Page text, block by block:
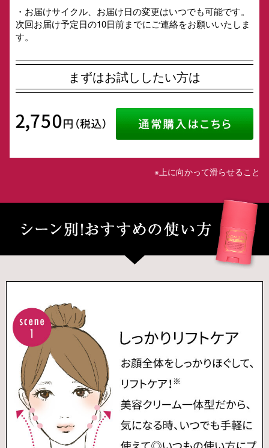
・お届けサイクル、お届け日の変更はいつでも可能です。
次回お届け予定日の10日前までにご連絡をお願いいたしま
す。
まずはお試ししたい方は
※上に向かって滑らせること